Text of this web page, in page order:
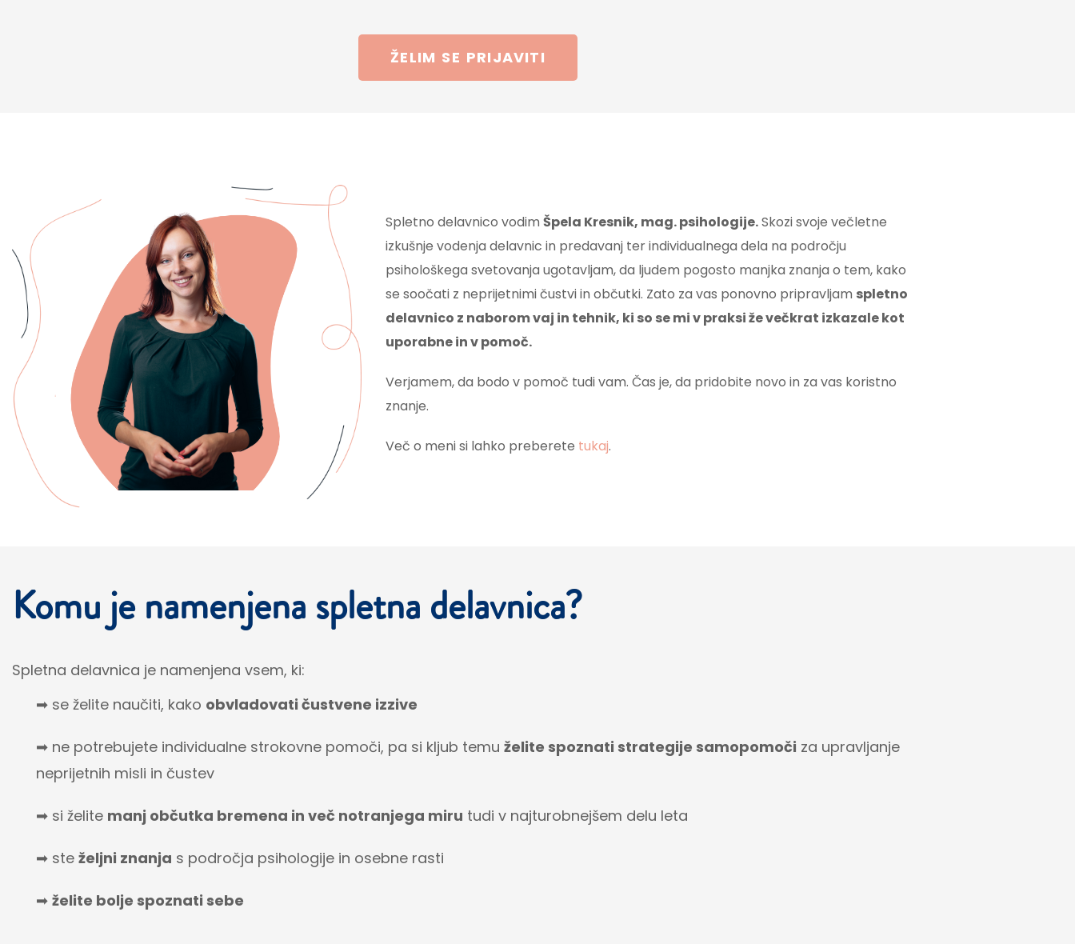
ŽELIM SE PRIJAVITI
Spletno delavnico vodim Špela Kresnik, mag. psihologije.Skozi svoje večletne
izkušnje vodenja delavnic in predavanj ter individualnega dela na področju
psihološkega svetovanja ugotavljam, da ljudem pogosto manjka znanja o tem, kako
se soočati z neprijetnimi čustvi in občutki. Zato za vas ponovno pripravljam spletno
delavnico z naborom vaj in tehnik, ki so se mi v praksi že večkrat izkazale kot
uporabne in v pomoč.
Verjamem, da bodo v pomoč tudi vam. Čas je, da pridobite novo in za vas koristno
znanje.
Več o meni si lahko preberete tukaj.
Komu je namenjena spletna delavnica?
Spletna delavnica je namenjena vsem, ki:
➡ se želite naučiti, kako obvladovati čustvene izzive
➡ ne potrebujete individualne strokovne pomoči, pa si kljub temu želite spoznati strategije samopomoči za upravljanje
neprijetnih misli in čustev
➡ si želite manj občutka bremena in več notranjega miru tudi v najturobnejšem delu leta
➡ ste željni znanja s področja psihologije in osebne rasti
➡ želite bolje spoznati sebe